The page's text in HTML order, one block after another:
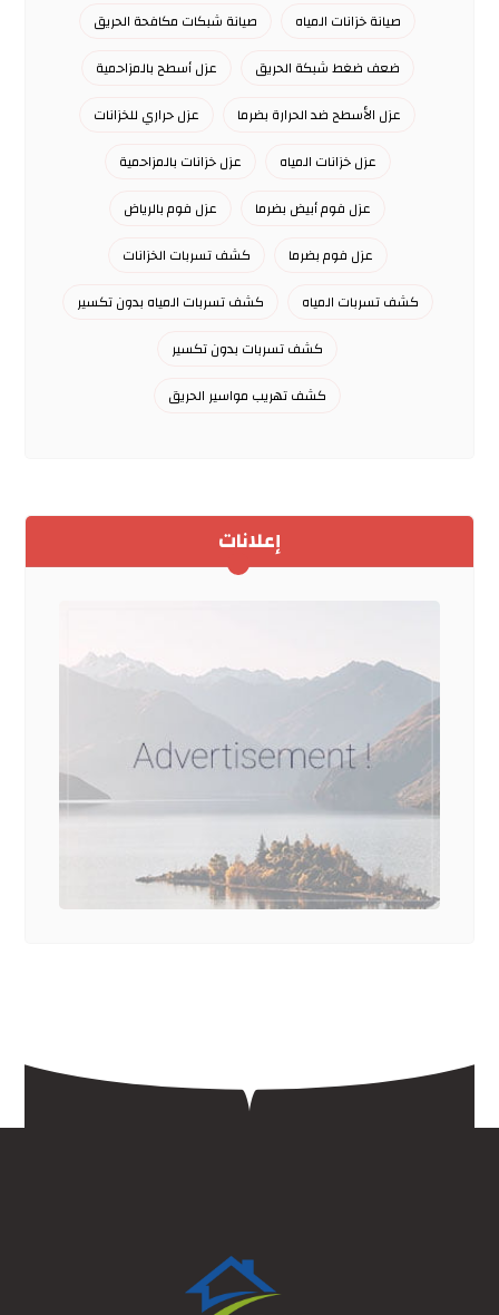
صيانة خزانات المياه
صيانة شبكات مكافحة الحريق
ضعف ضغط شبكة الحريق
عزل أسطح بالمزاحمية
عزل الأسطح ضد الحرارة بضرما
عزل حراري للخزانات
عزل خزانات المياه
عزل خزانات بالمزاحمية
عزل فوم أبيض بضرما
عزل فوم بالرياض
عزل فوم بضرما
كشف تسربات الخزانات
كشف تسربات المياه
كشف تسربات المياه بدون تكسير
كشف تسربات بدون تكسير
كشف تهريب مواسير الحريق
إعلانات